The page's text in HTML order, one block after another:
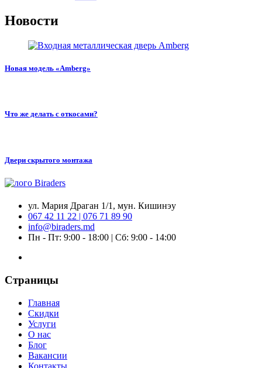
Новости
Новая модель «Amberg»
Что же делать с откосами?
Двери скрытого монтажа
ул. Мария Драган 1/1, мун. Кишинэу
067 42 11 22 | 076 71 89 90
info@biraders.md
Пн - Пт: 9:00 - 18:00 | Сб: 9:00 - 14:00
Страницы
Главная
Скидки
Услуги
О нас
Блог
Вакансии
Контакты